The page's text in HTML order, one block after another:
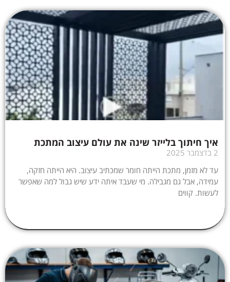
איך חיתוך בלייזר שינה את עולם עיצוב המתכת
2 בדצמבר 2025
עד לא מזמן, מתכת הייתה חומר שמכתיב עיצוב. היא הייתה חזקה,
עמידה, אבל גם מגבילה. מי שעבד איתה ידע שיש גבול למה שאפשר
לעשות. קווים